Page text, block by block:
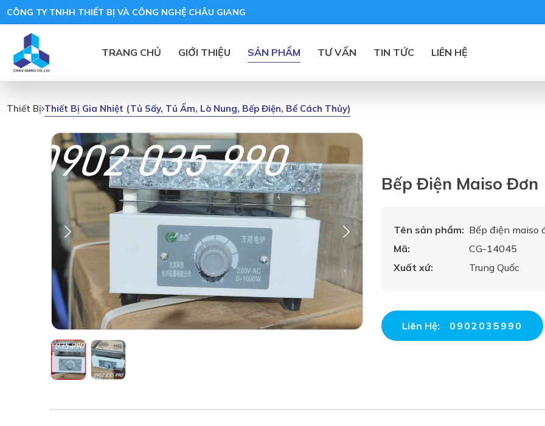
CÔNG TY TNHH THIẾT BỊ VÀ CÔNG NGHỆ CHÂU GIANG
TRANG CHỦ GIỚI THIỆU SẢN PHẨM TƯ VẤN TIN TỨC LIÊN HỆ
Thiết Bị Thiết Bị Gia Nhiệt (tủ Sấy, Tủ Ấm, Lò Nung, Bếp Điện, Bể Cách Thủy)
Bếp Điện Maiso Đơn
Tên sản phẩm: Bếp điện maiso
Mã:
CG-14045
Xuất xứ:
Trung Quốc
Liên Hệ: 0902035990